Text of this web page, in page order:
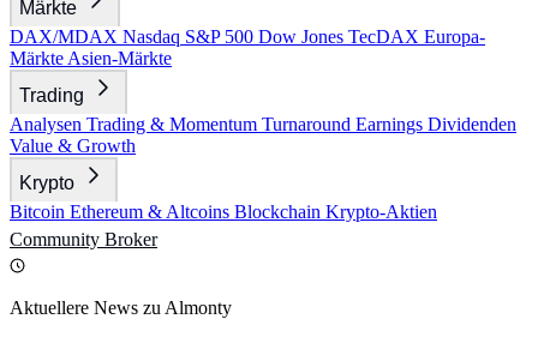
Märkte
DAX/MDAX Nasdaq S&P 500 Dow Jones TecDAX Europa-
Märkte Asien-Märkte
Trading
Analysen Trading & Momentum Turnaround Earnings Dividenden
Value & Growth
Krypto
Bitcoin Ethereum & Altcoins Blockchain Krypto-Aktien
Community Broker
Aktuellere News zu Almonty